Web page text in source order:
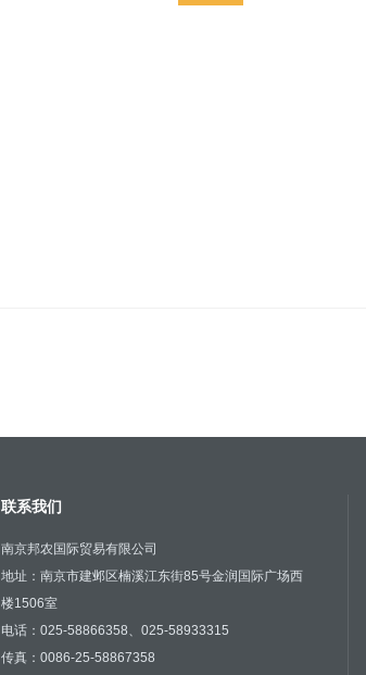
联系我们
南京邦农国际贸易有限公司
地址：南京市建邺区楠溪江东街85号金润国际广场西
楼1506室
电话：025-58866358、025-58933315
传真：0086-25-58867358